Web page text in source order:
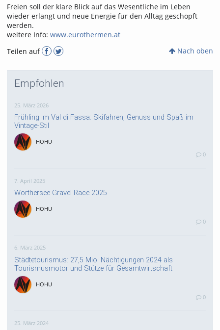
Freien soll der klare Blick auf das Wesentliche im Leben
wieder erlangt und neue Energie für den Alltag geschöpft
werden.
weitere Info: www.eurothermen.at
Teilen auf
Nach oben
Empfohlen
25. März 2026
Frühling im Val di Fassa: Skifahren, Genuss und Spaß im
Vintage-Stil
HOHU
0
7. April 2025
Wörthersee Gravel Race 2025
HOHU
0
6. März 2025
Städtetourismus: 27,5 Mio. Nächtigungen 2024 als
Tourismusmotor und Stütze für Gesamtwirtschaft
HOHU
0
25. März 2024